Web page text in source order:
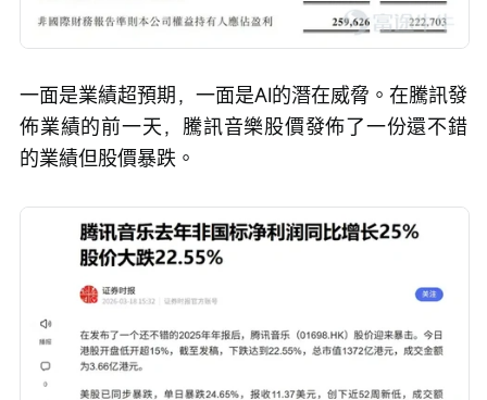
一面是業績超預期，一面是AI的潛在威脅。在騰訊發
佈業績的前一天，騰訊音樂股價發佈了一份還不錯
的業績但股價暴跌。